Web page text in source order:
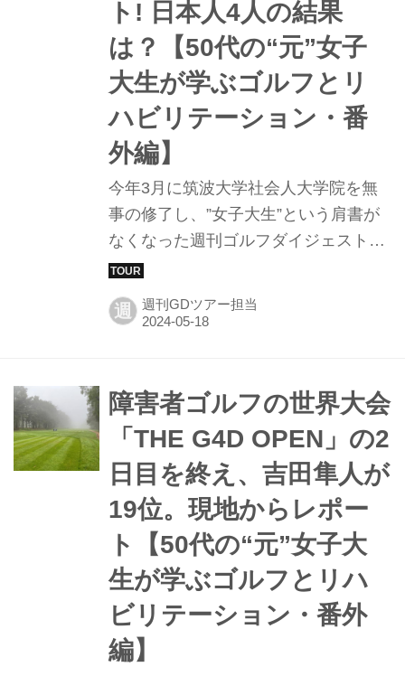
ト! 日本人4人の結果
は？【50代の“元”女子
大生が学ぶゴルフとリ
ハビリテーション・番
外編】
今年3月に筑波大学社会人大学院を無
事の修了し、”女子大生”という肩書が
なくなった週刊ゴルフダイジェスト編
集部Y。R＆AとDPワールドツアーが
共催する障害者ゴルフの世界大会
「THE G4D OPEN」の現場からの最
週 週刊GDツアー担当
障害者ゴルフの世界大会
「THE G4D OPEN」の2
日目を終え、吉田隼人が
19位。現地からレポー
ト【50代の“元”女子大
生が学ぶゴルフとリハ
ビリテーション・番外
編】